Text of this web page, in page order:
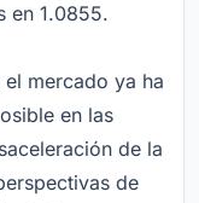
en 1.0855.
mercado ya ha
en las
de la
de